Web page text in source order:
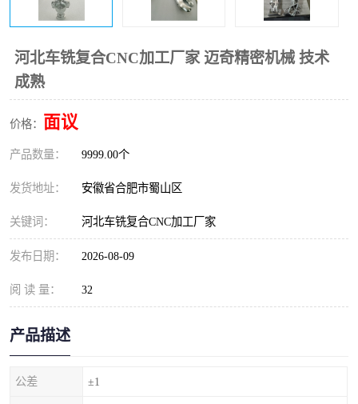
河北车铣复合CNC加工厂家 迈奇精密机械 技术
成熟
价格： 面议
产品数量： 9999.00个
发货地址： 安徽省合肥市蜀山区
关键词： 河北车铣复合CNC加工厂家
发布日期： 2026-08-09
阅 读 量： 32
产品描述
公差 ±1